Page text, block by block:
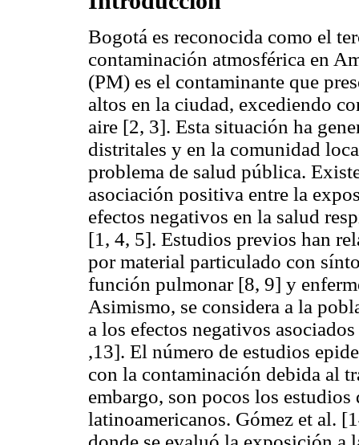
Bogotá es reconocida como el
contaminación atmosférica en
(PM) es el contaminante que
altos en la ciudad, excediendo
aire [2, 3]. Esta situación ha
distritales y en la comunidad
problema de salud pública.
asociación positiva entre la
efectos negativos en la salud
[1, 4, 5]. Estudios previos han
por material particulado con
función pulmonar [8, 9] y
Asimismo, se considera a la
a los efectos negativos
,13]. El número de estudios
con la contaminación debida al
embargo, son pocos los
latinoamericanos. Gómez et al.